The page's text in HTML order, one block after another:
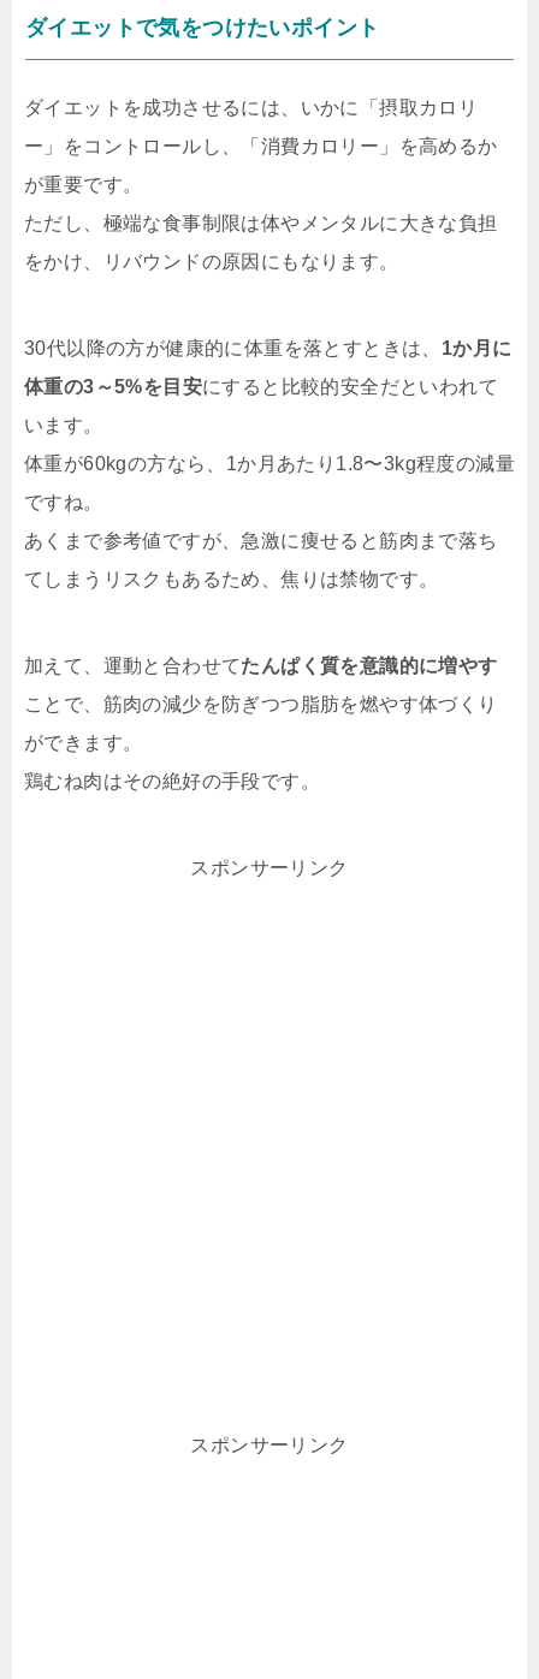
ダイエットで気をつけたいポイント
ダイエットを成功させるには、いかに「摂取カロリ
ー」をコントロールし、「消費カロリー」を高めるか
が重要です。
ただし、極端な食事制限は体やメンタルに大きな負担
をかけ、リバウンドの原因にもなります。
30代以降の方が健康的に体重を落とすときは、 1か月に
体重の3～5%を目安にすると比較的安全だといわれて
います。
体重が60kgの方なら、1か月あたり1.8〜3kg程度の減量
ですね。
あくまで参考値ですが、急激に痩せると筋肉まで落ち
てしまうリスクもあるため、焦りは禁物です。
加えて、運動と合わせてたんぱく質を意識的に増やす
ことで、筋肉の減少を防ぎつつ脂肪を燃やす体づくり
ができます。
鶏むね肉はその絶好の手段です。
スポンサーリンク
スポンサーリンク